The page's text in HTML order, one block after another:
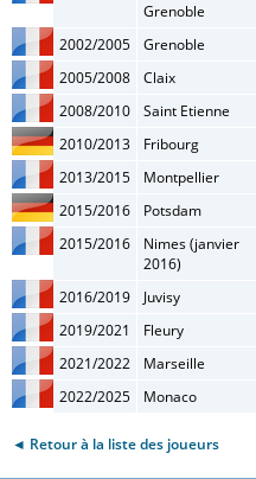
Grenoble
2002/2005
Grenoble
2005/2008
Claix
2008/2010
Saint Etienne
2010/2013
Fribourg
2013/2015
Montpellier
2015/2016
Potsdam
2015/2016
Nimes (janvier
2016)
2016/2019
Juvisy
2019/2021
Fleury
2021/2022
Marseille
2022/2025
Monaco
◄ Retour à la liste des joueurs